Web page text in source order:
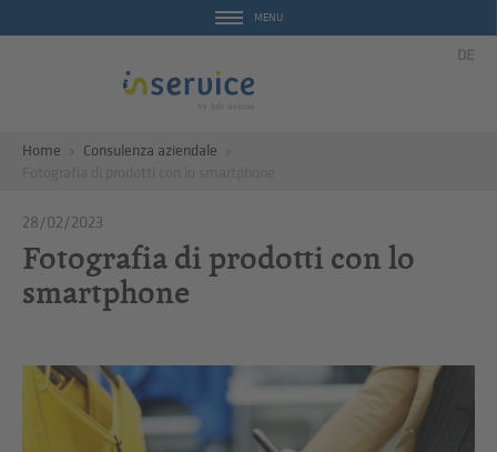
MENU
DE
Home
Consulenza aziendale
28/02/2023
Fotografia di prodotti con lo
smartphone